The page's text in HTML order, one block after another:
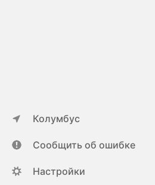
Колумбус
Сообщить об ошибке
Настройки